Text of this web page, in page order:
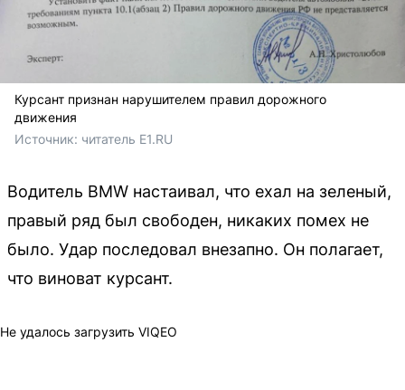
Курсант признан нарушителем правил дорожного
движения
Источник: читатель E1.RU
Водитель BMW настаивал, что ехал на зеленый,
правый ряд был свободен, никаких помех не
было. Удар последовал внезапно. Он полагает,
что виноват курсант.
Не удалось загрузить VIQEO